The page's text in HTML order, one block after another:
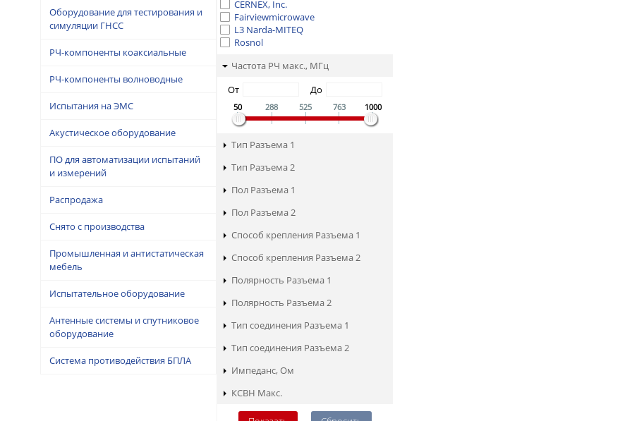
Оборудование для тестирования и
симуляции ГНСС
РЧ-компоненты коаксиальные
РЧ-компоненты волноводные
Испытания на ЭМС
Акустическое оборудование
ПО для автоматизации испытаний
и измерений
Распродажа
Снято с производства
Промышленная и антистатическая
мебель
Испытательное оборудование
Антенные системы и спутниковое
оборудование
Система противодействия БПЛА
CERNEX, Inc.
Fairviewmicrowave
L3 Narda-MITEQ
Rosnol
Частота РЧ макс., МГц
От
До
50 288 525 763 1000
Тип Разъема 1
Тип Разъема 2
Пол Разъема 1
Пол Разъема 2
Способ крепления Разъема 1
Способ крепления Разъема 2
Полярность Разъема 1
Полярность Разъема 2
Тип соединения Разъема 1
Тип соединения Разъема 2
Импеданс, Ом
КСВН Макс.